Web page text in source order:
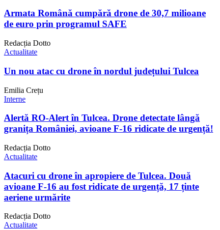
Armata Română cumpără drone de 30,7 milioane
de euro prin programul SAFE
Redacția Dotto
Actualitate
Un nou atac cu drone în nordul județului Tulcea
Emilia Crețu
Interne
Alertă RO-Alert în Tulcea. Drone detectate lângă
granița României, avioane F-16 ridicate de urgență!
Redacția Dotto
Actualitate
Atacuri cu drone în apropiere de Tulcea. Două
avioane F-16 au fost ridicate de urgență, 17 ținte
aeriene urmărite
Redacția Dotto
Actualitate